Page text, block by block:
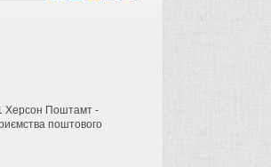
Херсон Поштамт -
поштового